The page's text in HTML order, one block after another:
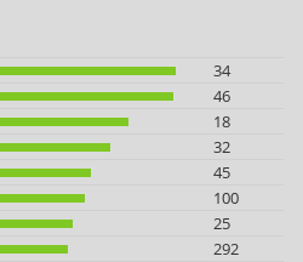
34
46
18
32
45
100
25
292